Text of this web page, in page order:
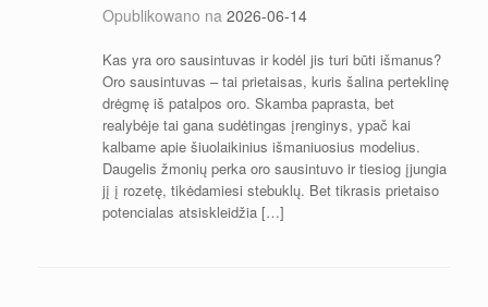
Opublikowano na 2026-06-14
Kas yra oro sausintuvas ir kodėl jis turi būti išmanus?
Oro sausintuvas – tai prietaisas, kuris šalina perteklinę
drėgmę iš patalpos oro. Skamba paprasta, bet
realybėje tai gana sudėtingas įrenginys, ypač kai
kalbame apie šiuolaikinius išmaniuosius modelius.
Daugelis žmonių perka oro sausintuvo ir tiesiog įjungia
jį į rozetę, tikėdamiesi stebuklų. Bet tikrasis prietaiso
potencialas atsiskleidžia […]